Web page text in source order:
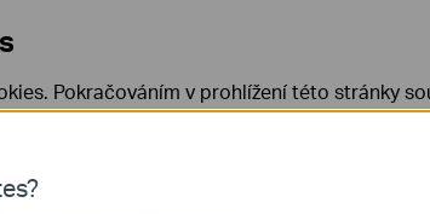
Standard, vypněte „High Priority“ pro všechna
a poté zkontrolujte, zda bude rychlost lepší.
se kontaktovat
Pokračováním v prohlížení této stránky
Zjistit více.
webových stránek a nelze je ve